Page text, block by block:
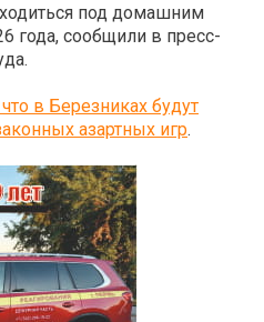
под домашним
года, сообщили в пресс-
в Березниках будут
азартных игр.